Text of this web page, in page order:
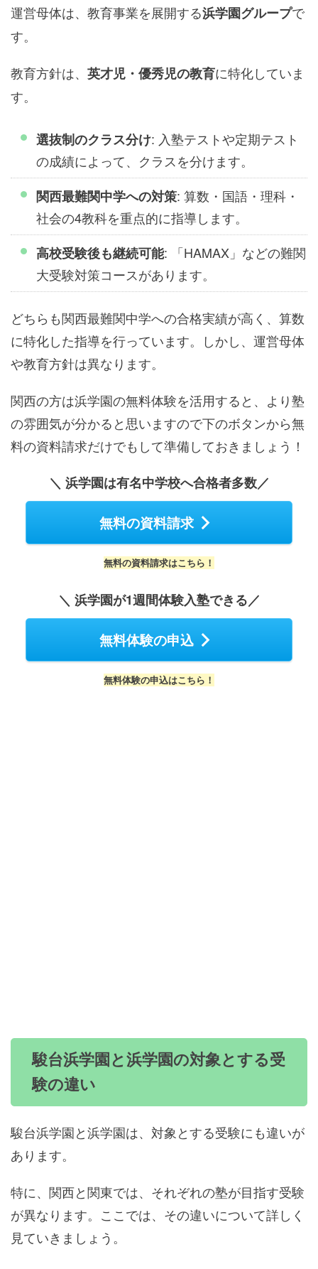
運営母体は、教育事業を展開する浜学園グループで
す。
教育方針は、 英才児・優秀児の教育に特化していま
す。
選抜制のクラス分け: 入塾テストや定期テスト
の成績によって、クラスを分けます。
関西最難関中学への対策: 算数・国語・理科・
社会の4教科を重点的に指導します。
高校受験後も継続可能: 「HAMAX」などの難関
大受験対策コースがあります。
どちらも関西最難関中学への合格実績が高く、算数
に特化した指導を行っています。しかし、運営母体
や教育方針は異なります。
関西の方は浜学園の無料体験を活用すると、より塾
の雰囲気が分かると思いますので下のボタンから無
料の資料請求だけでもして準備しておきましょう！
＼ 浜学園は有名中学校へ合格者多数／
無料の資料請求
無料の資料請求はこちら！
＼ 浜学園が1週間体験入塾できる／
無料体験の申込
無料体験の申込はこちら！
駿台浜学園と浜学園の対象とする受
験の違い
駿台浜学園と浜学園は、対象とする受験にも違いが
あります。
特に、関西と関東では、それぞれの塾が目指す受験
が異なります。ここでは、その違いについて詳しく
見ていきましょう。